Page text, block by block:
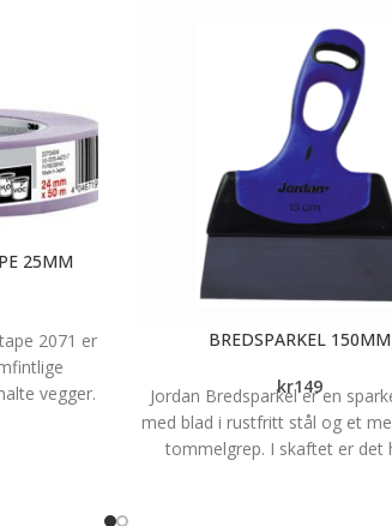
25MM
2071 er
vegger.
og
BREDSPARKEL 150MM
kr149
Jordan Bredsparkel er en
med blad i rustfritt stål og et
tommelgrep. I skaftet er det